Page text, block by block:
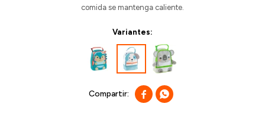
comida se mantenga caliente.
Variantes:
 